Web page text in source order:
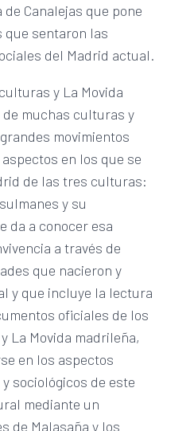
de Canalejas que pone
que sentaron las
del Madrid actual.
y La Movida
muchas culturas y
movimientos
en los que se
de las tres culturas:
y su
da a conocer esa
a través de
que nacieron y
y que incluye la lectura
oficiales de los
La Movida madrileña,
en los aspectos
sociológicos de este
mediante un
de Malasaña y los